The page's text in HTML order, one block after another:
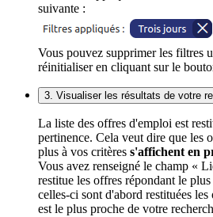
suivante :
Vous pouvez supprimer les filtres
réinitialiser en cliquant sur le
3. Visualiser les résultats de votre
La liste des offres d'emploi est
pertinence. Cela veut dire que les
plus à vos critères s'affichent en
Vous avez renseigné le champ «
restitue les offres répondant le
celles-ci sont d'abord restituées
est le plus proche de votre